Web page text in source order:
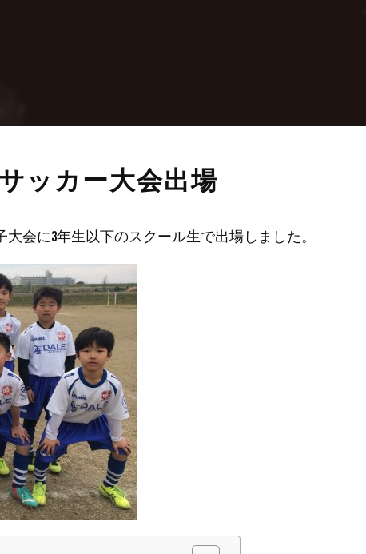
ッカー大会出場
大会に3年生以下のスクール生で出場しました。